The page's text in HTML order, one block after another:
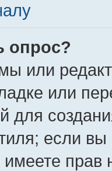
опрос?
или
или
для
если
прав